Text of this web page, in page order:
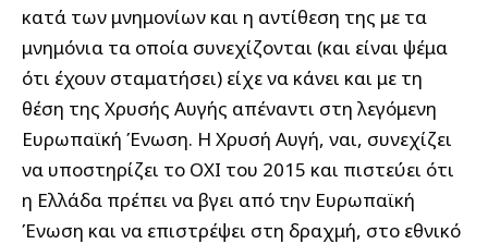
κατά των μνημονίων και η αντίθεση της με τα
μνημόνια τα οποία συνεχίζονται (και είναι ψέμα
ότι έχουν σταματήσει) είχε να κάνει και με τη
θέση της Χρυσής Αυγής απέναντι στη λεγόμενη
Ευρωπαϊκή Ένωση. Η Χρυσή Αυγή, ναι, συνεχίζει
να υποστηρίζει το ΟΧΙ του 2015 και πιστεύει ότι
η Ελλάδα πρέπει να βγει από την Ευρωπαϊκή
Ένωση και να επιστρέψει στη δραχμή, στο εθνικό